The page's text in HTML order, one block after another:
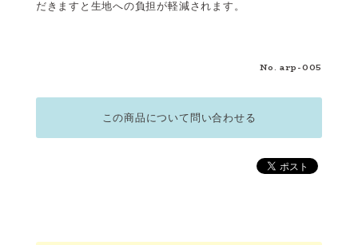
だきますと生地への負担が軽減されます。
No. arp-005
この商品について問い合わせる